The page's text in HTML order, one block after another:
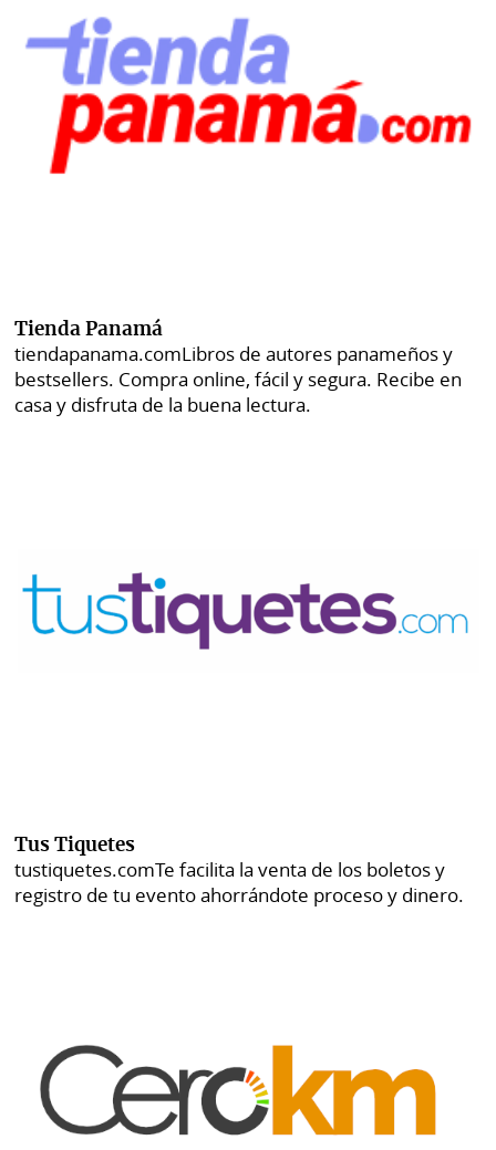
Tienda Panamá
tiendapanama.comLibros de autores panameños y
bestsellers. Compra online, fácil y segura. Recibe en
casa y disfruta de la buena lectura.
Tus Tiquetes
tustiquetes.comTe facilita la venta de los boletos y
registro de tu evento ahorrándote proceso y dinero.